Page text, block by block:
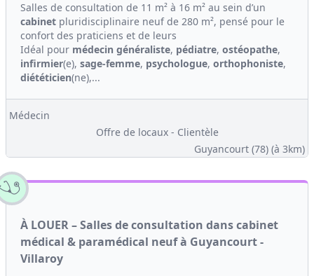
Salles de consultation de 11 m² à 16 m² au sein d’un
cabinet pluridisciplinaire neuf de 280 m², pensé pour le
confort des praticiens et de leurs
Idéal pour médecin généraliste, pédiatre, ostéopathe,
infirmier(e), sage-femme, psychologue, orthophoniste,
diététicien(ne),...
Médecin
Offre de locaux - Clientèle
Guyancourt (78) (à 3km)
À LOUER – Salles de consultation dans cabinet
médical & paramédical neuf à Guyancourt -
Villaroy